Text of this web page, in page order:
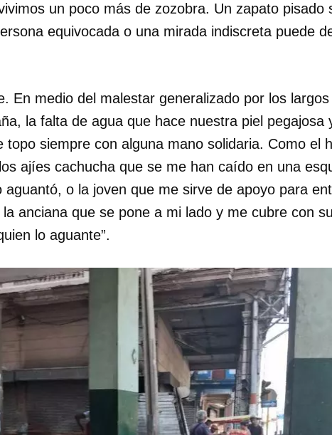
un poco más de zozobra. Un zapato pisado
equivocada o una mirada indiscreta puede
En medio del malestar generalizado por los
la falta de agua que hace nuestra piel pegajosa
topo siempre con alguna mano solidaria. Como el
ajíes cachucha que se me han caído en una
aguantó, o la joven que me sirve de apoyo para
anciana que se pone a mi lado y me cubre con
lo aguante”.